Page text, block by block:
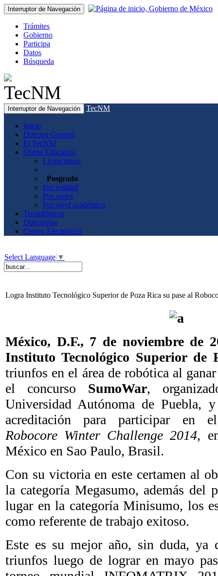
Interruptor de Navegación
Trámites
Gobierno
Participa
Datos
Búsqueda
Interruptor de Navegación TecNM
Inicio
Director General
El TecNM
Oferta Educativa
Licenciatura
Posgrado
Por entidad
Por sector
Por nivel académico
Tecnológicos
Directorios
Correo Electrónico
Select Language ▼
Logra Instituto Tecnológico Superior de Poza Rica su pase al
México, D.F., 7 de noviembre de
Instituto Tecnológico Superior de
triunfos en el área de robótica al
el concurso SumoWar,
Universidad Autónoma de Puebla,
acreditación para participar en
Robocore Winter Challenge 2014,
México en Sao Paulo, Brasil.
Con su victoria en este certamen al
la categoría Megasumo, además del
lugar en la categoría Minisumo, los
como referente de trabajo exitoso.
Este es su mejor año, sin duda, ya
triunfos luego de lograr en mayo